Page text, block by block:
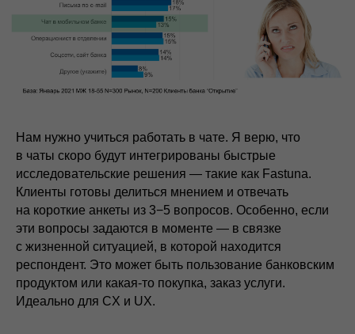
Нам нужно учиться работать в чате. Я верю, что
в чаты скоро будут интегрированы быстрые
исследовательские решения — такие как Fastuna.
Клиенты готовы делиться мнением и отвечать
на короткие анкеты из 3−5 вопросов. Особенно, если
эти вопросы задаются в моменте — в связке
с жизненной ситуацией, в которой находится
респондент. Это может быть пользование банковским
продуктом или какая-то покупка, заказ услуги.
Идеально для CX и UX.